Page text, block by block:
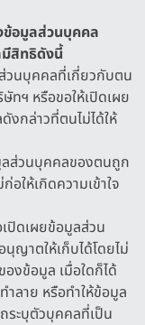
ข้อมูลส่วนบุคคล
มีสิทธิดังนี้
ส่วนบุคคลที่เกี่ยวกับตน
ทฯ หรือขอให้เปิดเผย
งกล่าวที่ตนไม่ได้ให้
ลส่วนบุคคลของตนถูก
ให้เกิดความเข้าใจ
ปิดเผยข้อมูลส่วน
ญาตให้เก็บได้โดยไม่
งข้อมูล เมื่อใดก็ได้
ำลาย หรือทำให้ข้อมูล
ระบุตัวบุคคลที่เป็น